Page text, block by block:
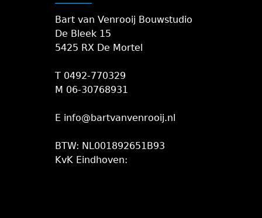
Bart van Venrooij Bouwstudio
De Bleek 15
5425 RX De Mortel
T 0492-770329
M 06-30768931
E info@bartvanvenrooij.nl
BTW: NL001892651B93
KvK Eindhoven: